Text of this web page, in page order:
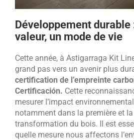
Développement durable
valeur, un mode de vie
Cette année, à Astigarraga Kit
grand pas vers un avenir plus
certification de l’empreinte
Certificación. Cette
mesurer l’impact
notamment dans la première et
transformation du bois. Il est
quelle mesure nous affectons